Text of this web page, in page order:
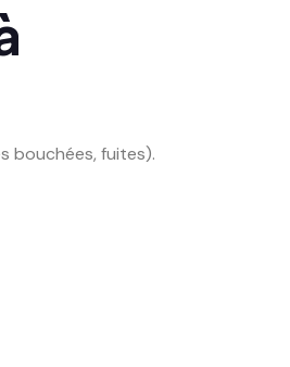
bouchées, fuites).